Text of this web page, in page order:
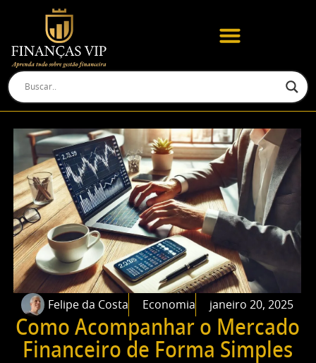
Felipe da Costa Economia janeiro 20, 2025
Como Acompanhar o Mercado
Financeiro de Forma Simples